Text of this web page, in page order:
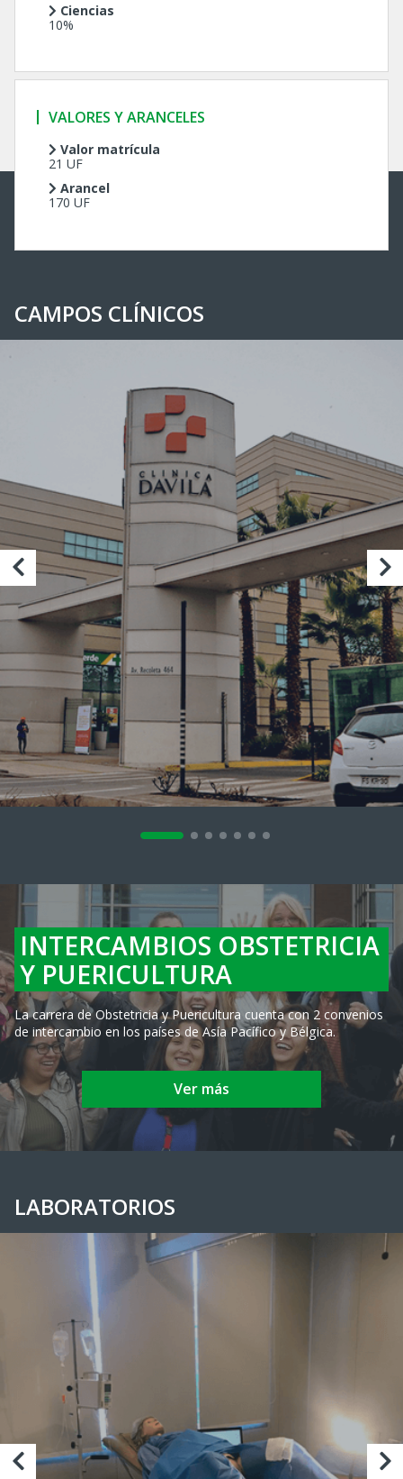
Ciencias
10%
VALORES Y ARANCELES
Valor matrícula
21 UF
Arancel
170 UF
CAMPOS CLÍNICOS
INTERCAMBIOS OBSTETRICIA
Y PUERICULTURA
La carrera de Obstetricia y Puericultura cuenta con 2 convenios
de intercambio en los países de Asía Pacífico y Bélgica.
Ver más
LABORATORIOS